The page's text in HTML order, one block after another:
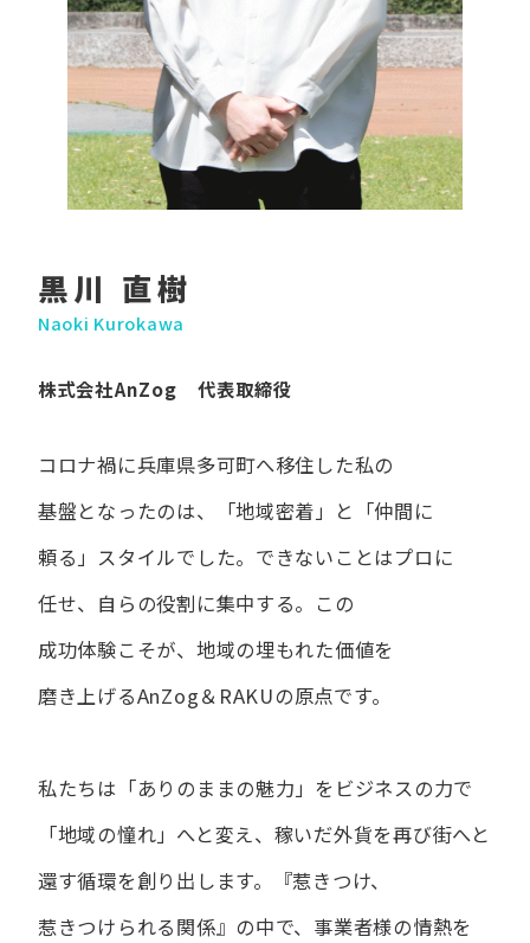
黒川 直樹
Naoki Kurokawa
株式会社AnZog 代表取締役
コロナ禍に​兵庫県多可町へ​移住した​私の​
基盤となったのは、
「地域密着」と​「仲間に​
頼る」スタイルでした。 できない​ことは​プロに​
任せ、​自らの​役割に​集中する。 この​
成功体験こそが、​地域の​埋もれた​価値を​
磨き上げる​AnZog＆RAKUの​原点です。
私たちは​「ありの​ままの​魅力」を​ビジネスの​力で​
「地域の​憧れ」へと​変え、 稼いだ外貨を​再び街へと​
還す循環を​創り出します。
『惹きつけ、​
惹きつけられる​関係』の​中で、​事業者様の​情熱を​